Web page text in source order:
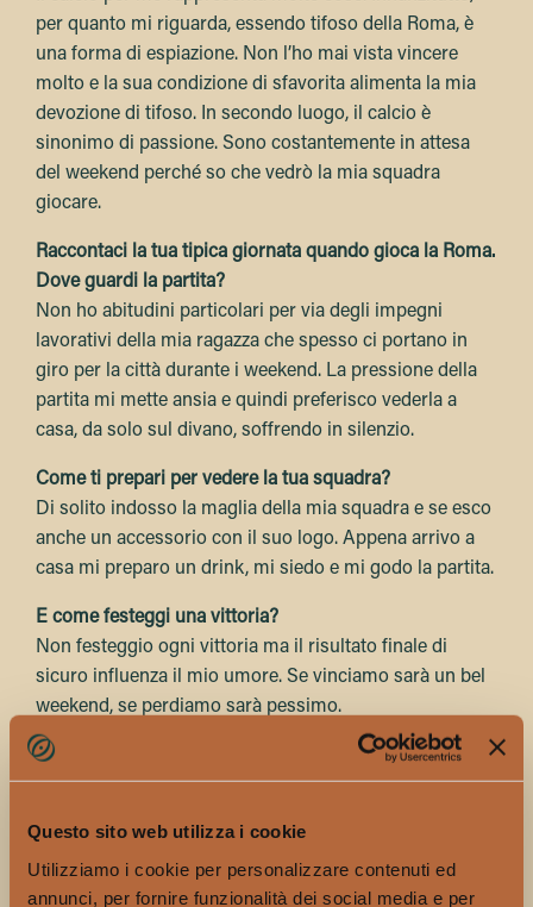
Questo sito web utilizza i cookie
Utilizziamo i cookie per personalizzare contenuti ed
annunci, per fornire funzionalità dei social media e per
per quanto mi riguarda, essendo tifoso della Roma, è
una forma di espiazione. Non l’ho mai vista vincere
molto e la sua condizione di sfavorita alimenta la mia
devozione di tifoso. In secondo luogo, il calcio è
sinonimo di passione. Sono costantemente in attesa
del weekend perché so che vedrò la mia squadra
giocare.
Raccontaci la tua tipica giornata quando gioca la Roma.
Dove guardi la partita?
Non ho abitudini particolari per via degli impegni
lavorativi della mia ragazza che spesso ci portano in
giro per la città durante i weekend. La pressione della
partita mi mette ansia e quindi preferisco vederla a
casa, da solo sul divano, soffrendo in silenzio.
Come ti prepari per vedere la tua squadra?
Di solito indosso la maglia della mia squadra e se esco
anche un accessorio con il suo logo. Appena arrivo a
casa mi preparo un drink, mi siedo e mi godo la partita.
E come festeggi una vittoria?
Non festeggio ogni vittoria ma il risultato finale di
sicuro influenza il mio umore. Se vinciamo sarà un bel
weekend, se perdiamo sarà pessimo.
Qual è il ricordo più bello che la Roma ti ha regalato
fino ad oggi?
sicuramente è stato vedere la Roma battere la Juventus
4-0 nel 2004. Ero a casa di mio zio a Londra, l’aveva